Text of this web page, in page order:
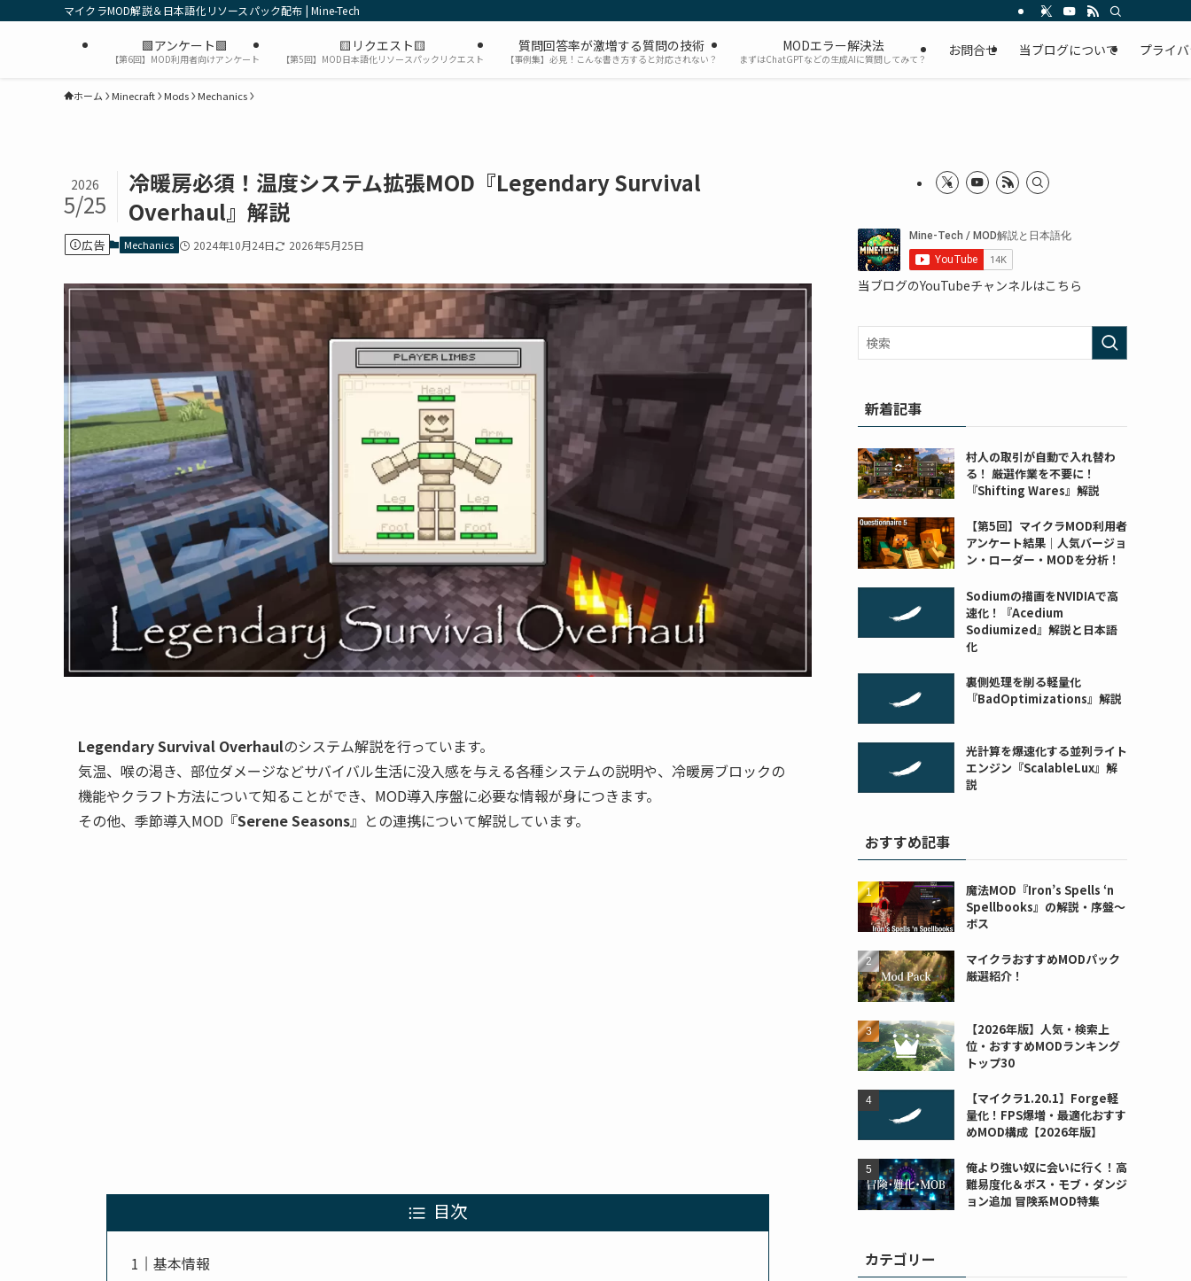
マイクラMOD解説＆日本語化リソースパック配布 | Mine-Tech
🟩アンケート🟩
【第6回】MOD利用者向けアンケート
🟨リクエスト🟨
【第5回】MOD日本語化リソースパックリクエスト
質問回答率が激増する質問の技術
【事例集】必見！こんな書き方すると対応されない？
MODエラー解決法
まずはChatGPTなどの生成AIに質問してみて？
お問合せ 当ブログについて プライ
ホーム Minecraft Mods Mechanics
冷暖房必須！温度システム拡張MOD『Legendary Survival
Overhaul』解説
2026
5/25
広告 Mechanics 2024年10月24日 2026年5月25日
Legendary Survival Overhaulのシステム解説を行っています。
気温、喉の渇き、部位ダメージなどサバイバル生活に没入感を与える各種システムの説明や、冷暖房ブロックの
機能やクラフト方法について知ることができ、MOD導入序盤に必要な情報が身につきます。
その他、季節導入MOD『Serene Seasons』との連携について解説しています。
目次
基本情報
当ブログのYouTubeチャンネルはこちら
新着記事
村人の取引が自動で入れ替わ
る！ 厳選作業を不要に！
『Shifting Wares』解説
【第5回】マイクラMOD利用者
アンケート結果｜人気バージョ
ン・ローダー・MODを分析！
Sodiumの描画をNVIDIAで高
速化！『Acedium
Sodiumized』解説と日本語
化
裏側処理を削る軽量化
『BadOptimizations』解説
光計算を爆速化する並列ライト
エンジン『ScalableLux』解
説
おすすめ記事
魔法MOD『Iron’s Spells ‘n
Spellbooks』の解説・序盤～
ボス
マイクラおすすめMODパック
厳選紹介！
【2026年版】人気・検索上
位・おすすめMODランキング
トップ30
【マイクラ1.20.1】Forge軽
量化！FPS爆増・最適化おすす
めMOD構成【2026年版】
俺より強い奴に会いに行く！高
難易度化＆ボス・モブ・ダンジ
ョン追加 冒険系MOD特集
カテゴリー